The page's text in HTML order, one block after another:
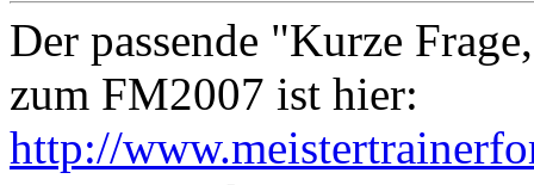
Der passende "Kurze
zum FM2007 ist hier:
http://